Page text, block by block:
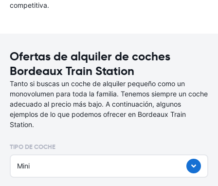
competitiva.
Ofertas de alquiler de coches
Bordeaux Train Station
Tanto si buscas un coche de alquiler pequeño como un
monovolumen para toda la familia. Tenemos siempre un coche
adecuado al precio más bajo. A continuación, algunos
ejemplos de lo que podemos ofrecer en Bordeaux Train
Station.
TIPO DE COCHE
Mini